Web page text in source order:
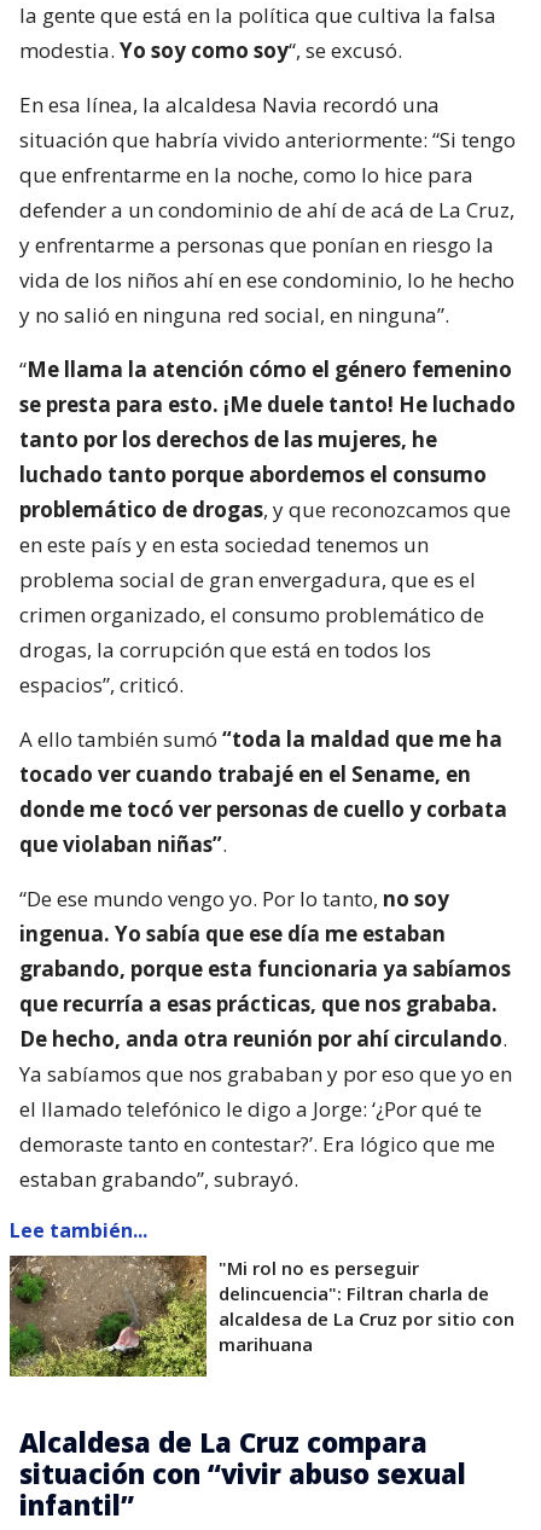
la gente que está en la política que cultiva la falsa
modestia. Yo soy como soy“, se excusó.
En esa línea, la alcaldesa Navia recordó una
situación que habría vivido anteriormente: “Si tengo
que enfrentarme en la noche, como lo hice para
defender a un condominio de ahí de acá de La Cruz,
y enfrentarme a personas que ponían en riesgo la
vida de los niños ahí en ese condominio, lo he hecho
y no salió en ninguna red social, en ninguna”.
“Me llama la atención cómo el género femenino
se presta para esto. ¡Me duele tanto! He luchado
tanto por los derechos de las mujeres, he
luchado tanto porque abordemos el consumo
problemático de drogas, y que reconozcamos que
en este país y en esta sociedad tenemos un
problema social de gran envergadura, que es el
crimen organizado, el consumo problemático de
drogas, la corrupción que está en todos los
espacios”, criticó.
A ello también sumó “toda la maldad que me ha
tocado ver cuando trabajé en el Sename, en
donde me tocó ver personas de cuello y corbata
que violaban niñas”.
“De ese mundo vengo yo. Por lo tanto, no soy
ingenua. Yo sabía que ese día me estaban
grabando, porque esta funcionaria ya sabíamos
que recurría a esas prácticas, que nos grababa.
De hecho, anda otra reunión por ahí circulando.
Ya sabíamos que nos grababan y por eso que yo en
el llamado telefónico le digo a Jorge: ‘¿Por qué te
demoraste tanto en contestar?’. Era lógico que me
estaban grabando”, subrayó.
Lee también...
"Mi rol no es perseguir
delincuencia": Filtran charla de
alcaldesa de La Cruz por sitio con
marihuana
Alcaldesa de La Cruz compara
situación con “vivir abuso sexual
infantil”